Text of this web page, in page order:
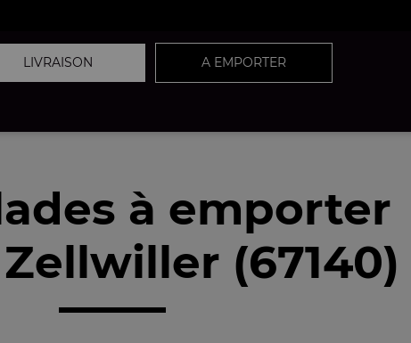
LIVRAISON A EMPORTER
à emporter
(67140)